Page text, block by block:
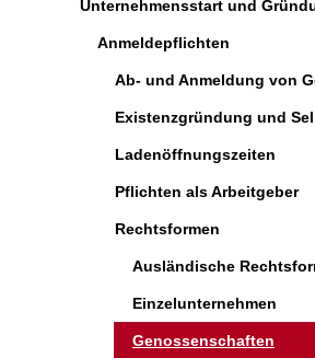
Unternehmensstart und
Anmeldepflichten
Ab- und Anmeldung von
Existenzgründung und
Ladenöffnungszeiten
Pflichten als Arbeitgeber
Rechtsformen
Ausländische
Einzelunternehmen
Genossenschaften